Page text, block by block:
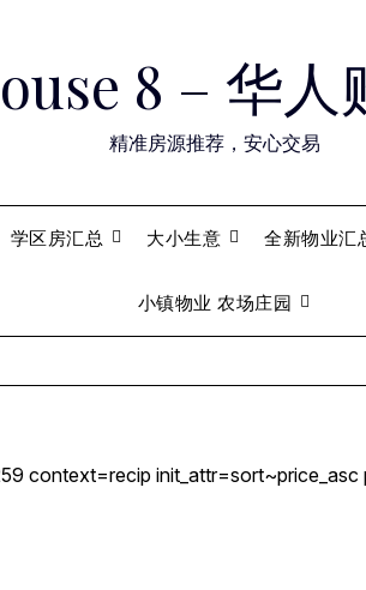
8 – 华人
精准房源推荐，安心交易
学区房汇总 大小生意 全新物业汇
小镇物业 农场庄园
context=recip init_attr=sort~price_asc